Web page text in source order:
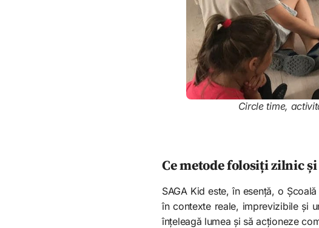
Circle time,
Ce metode folosiți zilnic
SAGA Kid este, în esență, o
în contexte reale, imprevizibile și
înțeleagă lumea și să acționeze